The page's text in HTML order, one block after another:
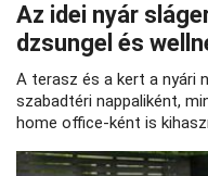
Az idei nyár
dzsungel és
A terasz és a kert a nyári
szabadtéri nappaliként,
home office-ként is